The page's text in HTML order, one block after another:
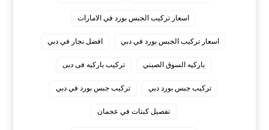
اسعار تركيب الجبس بورد في الامارات
اسعار تركيب الجبس بورد في دبي افضل نجار في دبي
باركيه السوق الصيني تركيب باركيه فى دبى
تركيب جبس بورد دبي تركيب جبس بورد في دبي
تفصيل كبتات في عجمان